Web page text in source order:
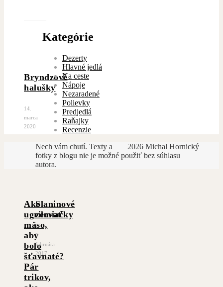
Bryndzové
halušky
14.
marca
2020
Ako
ugrilovať
mäso,
aby
bolo
šťavnaté?
Pár
trikov,
Slaninové
zemiačky
2.
februára
2017
Kategórie
Dezerty
Hlavné jedlá
Na ceste
Nápoje
Nezaradené
Polievky
Predjedlá
Raňajky
Recenzie
2026 Michal Hornický
Nech vám chutí. Texty a
fotky z blogu nie je možné použiť bez súhlasu
autora.